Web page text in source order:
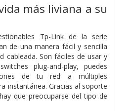
más liviana a su
Tp-Link de la serie
de una manera fácil y sencilla
cableada. Son fáciles de usar y
plug-and-play, puedes
de tu red a múltiples
instantánea. Gracias al soporte
que preocuparse del tipo de